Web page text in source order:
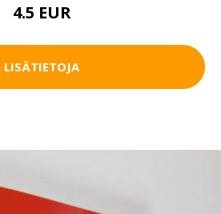
4.5 EUR
LISÄTIETOJA